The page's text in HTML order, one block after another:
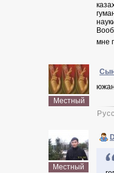
мне
Местный
Местный